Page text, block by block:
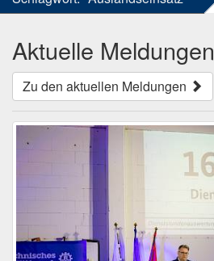
Aktuelle Meldungen
Zu den aktuellen Meldungen